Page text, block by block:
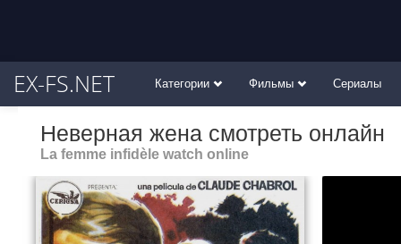
EX-FS.NET Категории Фильмы Сериалы
Неверная жена смотреть онлайн
La femme infidèle watch online